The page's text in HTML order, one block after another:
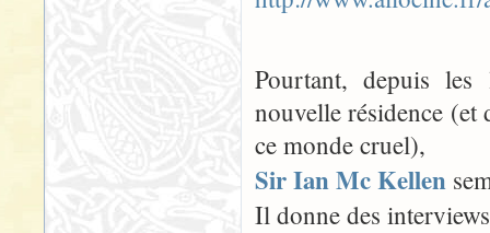
Pourtant, depuis
nouvelle résidence
ce monde cruel),
Sir Ian Mc Kellen
Il donne des